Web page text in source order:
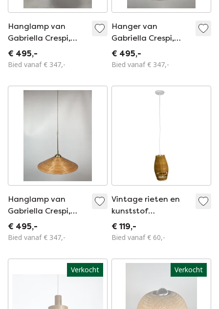
Hanglamp van
Gabriella Crespi,
1970S
€ 495,-
Bied vanaf € 347,-
Hanger van
Gabriella Crespi,
1970
€ 495,-
Bied vanaf € 347,-
Hanglamp van
Gabriella Crespi,
1970
€ 495,-
Bied vanaf € 347,-
Vintage rieten en
kunststof
hanglamp,
Denemarken 1960
€ 119,-
Bied vanaf € 60,-
Verkocht Verkocht